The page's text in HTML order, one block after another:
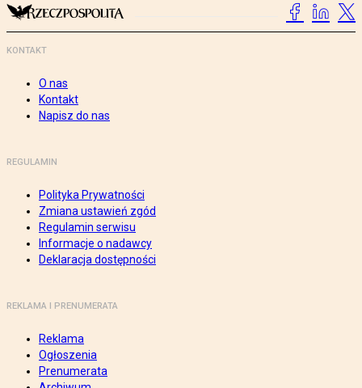
KONTAKT
O nas
Kontakt
Napisz do nas
REGULAMIN
Polityka Prywatności
Zmiana ustawień zgód
Regulamin serwisu
Informacje o nadawcy
Deklaracja dostępności
REKLAMA I PRENUMERATA
Reklama
Ogłoszenia
Prenumerata